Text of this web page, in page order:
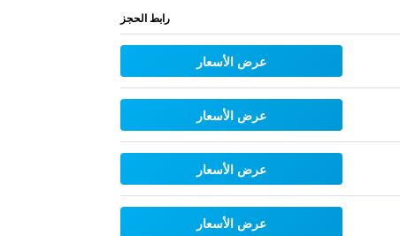
رابط الحجز
عرض الأسعار
عرض الأسعار
عرض الأسعار
عرض الأسعار